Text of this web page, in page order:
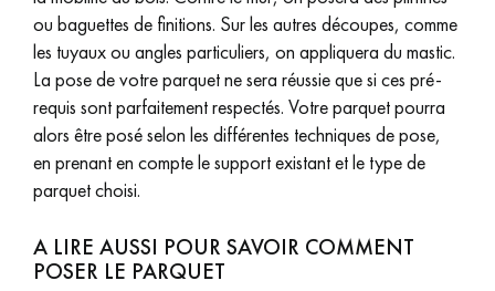
ou baguettes de finitions. Sur les autres découpes, comme
les tuyaux ou angles particuliers, on appliquera du mastic.
La pose de votre parquet ne sera réussie que si ces pré-
requis sont parfaitement respectés. Votre parquet pourra
alors être posé selon les différentes techniques de pose,
en prenant en compte le support existant et le type de
parquet choisi.
A LIRE AUSSI POUR SAVOIR COMMENT
POSER LE PARQUET